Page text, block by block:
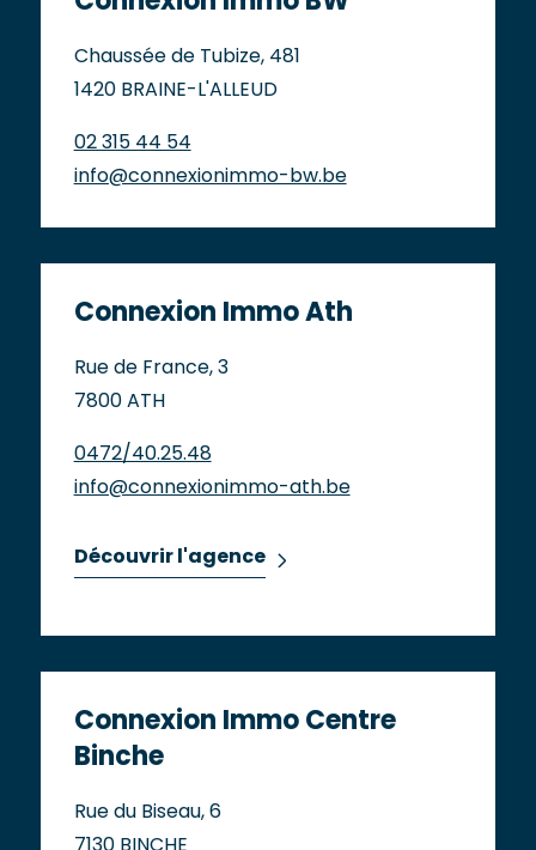
Chaussée de Tubize, 481
1420 BRAINE-L'ALLEUD
02 315 44 54
info@connexionimmo-bw.be
Connexion Immo Ath
Rue de France, 3
7800 ATH
0472/40.25.48
info@connexionimmo-ath.be
Découvrir l'agence
Connexion Immo Centre
Binche
Rue du Biseau, 6